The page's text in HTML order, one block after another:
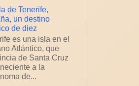
de Tenerife,
un destino
de diez
es una isla en el
Atlántico, que
de Santa Cruz
a la
de...